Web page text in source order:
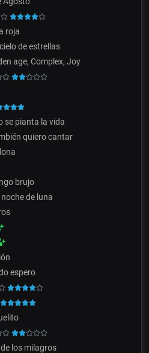
roja
de estrellas
age, Complex, Joy
se pianta la vida
quiero cantar
brujo
de luna
espero
los milagros